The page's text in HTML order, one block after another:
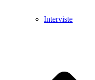
Interviste